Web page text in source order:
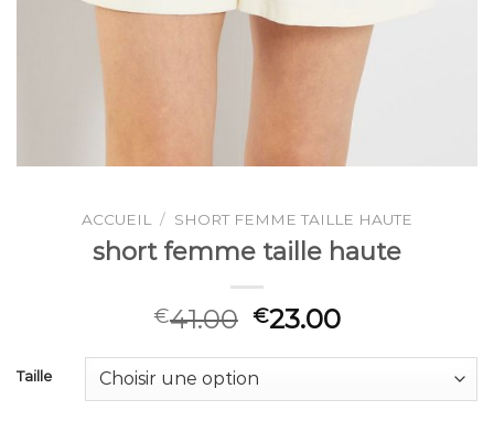
ACCUEIL / SHORT FEMME TAILLE HAUTE
short femme taille haute
€41.00 €23.00
Taille